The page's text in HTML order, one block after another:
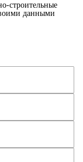
строительные
данными